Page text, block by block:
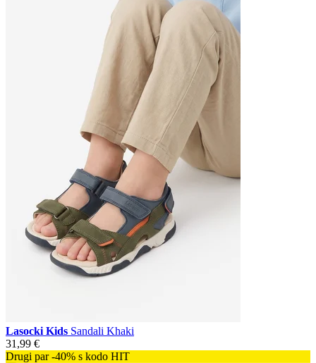
Lasocki Kids Sandali Khaki
31,99 €
Drugi par -40% s kodo HIT